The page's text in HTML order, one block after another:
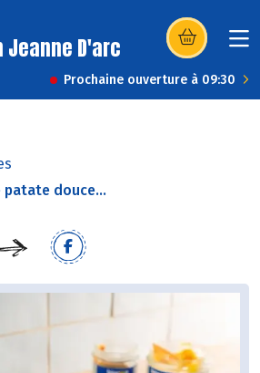
Jeanne D'arc (s’ouvre dans
Prochaine ouverture à 09:30
patate douce...